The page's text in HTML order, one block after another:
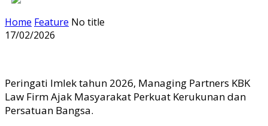
Home Feature No title
17/02/2026
Peringati Imlek tahun 2026, Managing Partners KBK
Law Firm Ajak Masyarakat Perkuat Kerukunan dan
Persatuan Bangsa.